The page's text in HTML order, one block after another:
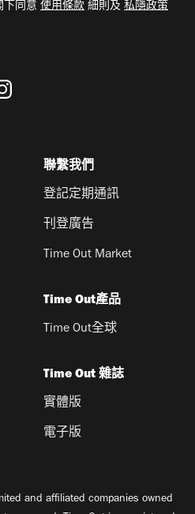
下同意 使用條款 細則及 私隱政策
聯繫我們
登記定期通訊
刊登廣告
Time Out Market
Time Out產品
Time Out全球
Time Out 雜誌
實體版
電子版
and affiliated companies owned